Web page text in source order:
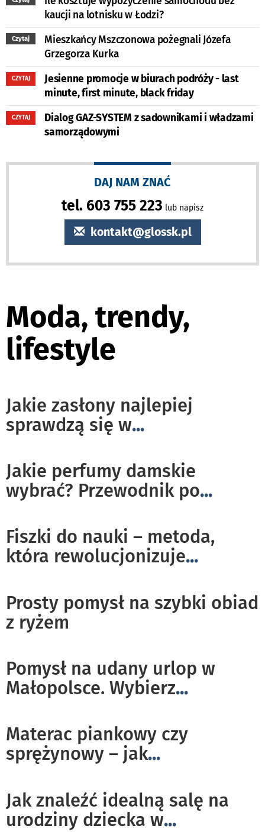
kaucji na lotnisku w Łodzi?
Czytaj
Mieszkańcy Mszczonowa pożegnali Józefa
Grzegorza Kurka
CZYTAJ
Jesienne promocje w biurach podróży - last
minute, first minute, black friday
CZYTAJ
Dialog GAZ-SYSTEM z sadownikami i władzami
samorządowymi
DAJ NAM ZNAĆ
tel. 603 755 223 lub napisz
kontakt@glossk.pl
Moda, trendy,
lifestyle
Jakie zasłony najlepiej
sprawdzą się w...
Jakie perfumy damskie
wybrać? Przewodnik po...
Fiszki do nauki – metoda,
która rewolucjonizuje...
Prosty pomysł na szybki obiad
z ryżem
Pomysł na udany urlop w
Małopolsce. Wybierz...
Materac piankowy czy
sprężynowy – jak...
Jak znaleźć idealną salę na
urodziny dziecka w...